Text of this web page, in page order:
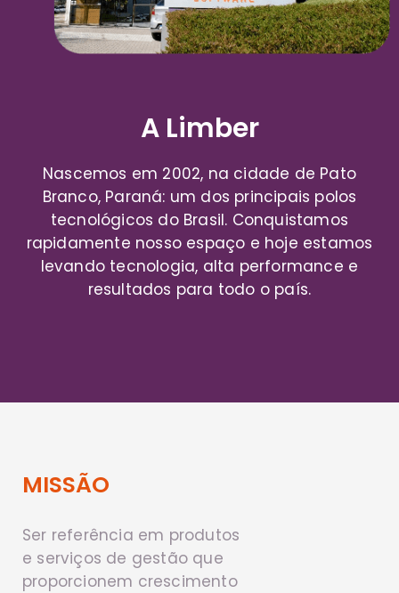
A Limber
Nascemos em 2002, na cidade de Pato
Branco, Paraná: um dos principais polos
tecnológicos do Brasil. Conquistamos
rapidamente nosso espaço e hoje estamos
levando tecnologia, alta performance e
resultados para todo o país.
MISSÃO
Ser referência em produtos
e serviços de gestão que
proporcionem crescimento